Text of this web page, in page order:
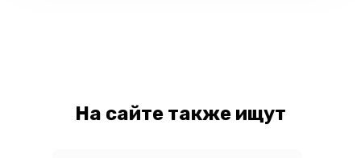
На сайте также ищут